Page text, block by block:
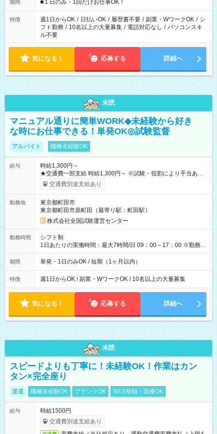
ください！
期間 ■１日のみ・1回だけお仕事OK！
特徴 週1日からOK / 日払いOK / 履歴書不要 / 副業・WワークOK / シ
フト勤務 / 10名以上の大量募集 / 電話対応なし / パソコンスキ
ル不要
気になる！ 応募する 詳細へ
未読
マニュアル通りに簡単WORK◆未経験から好き
な時にお仕事できる！単発OK◎試験監督
アルバイト 職種未経験OK
給与
時給1,300円～
★交通費一部支給 時給1,300円～ ※試験・役割により手当あり
※勤務回数により昇給あり 【即給（前払い）オプションあ
り！】 希望される場合、勤務から1週間ほどで給与の一部を受け
例】 ・河合塾模擬試験 8:30～17:30（休憩1時間） 時給1,300円
×8時間＝日収10,400円＋交通費 ※当日の役割により時給＋100
円の場合あり ・国家試験 7:00～13:30（休憩なし） 時給1,300
円（役割手当＋100円）×6時間＝日収8,400円＋交通費 【試用期
間】試用期間なし
交通費別途支給あり
勤務地
東京都町田市
東京都町田市原町田（最寄り駅：町田駅）
株式会社全国試験運営センター
勤務時間
シフト制
1日あたりの実働時間：最大7時間/日 09：00～17：00 ※勤務時
間は 試験により異なります。
期間 単発・1日のみOK / 短期（1ヶ月以内）
特徴 週1日からOK / 副業・WワークOK / 10名以上の大量募集
気になる！ 応募する 詳細へ
未読
スピードよりも丁寧に！未経験OK！作業はカン
タン×完全座り
派遣 職種未経験OK ブランクOK WEB登録・面接OK
給与
時給1500円
交通費別途支給あり